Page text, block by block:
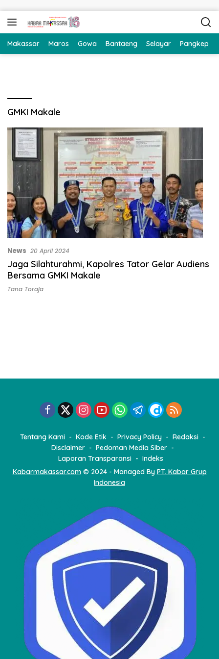
Makassar Maros Gowa Bantaeng Selayar Pangkep
GMKI Makale
News 20 April 2024
Jaga Silahturahmi, Kapolres Tator Gelar Audiens
Bersama GMKI Makale
Tana Toraja
Tentang Kami Kode Etik Privacy Policy
Redaksi
Disclaimer
Pedoman Media Siber
Laporan Transparansi
Indeks
Kabarmakassar.com© 2024 - Managed By PT. Kabar Grup
Indonesia